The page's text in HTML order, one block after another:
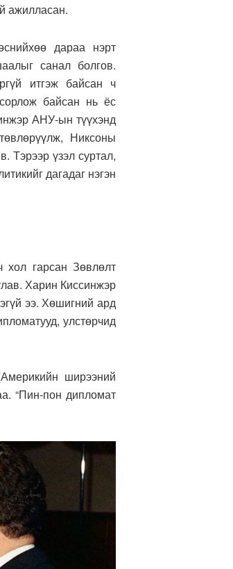
ажилласан.
дараа нэрт
санал болгов.
итгэж байсан ч
байсан нь ёс
АНУ-ын түүхэнд
Никсоны
Тэрээр үзэл суртал,
дагадаг нэгэн
хол гарсан Зөвлөлт
Харин Киссинжэр
ээ. Хөшигний ард
улстөрчид
ширээний
“Пин-пон дипломат